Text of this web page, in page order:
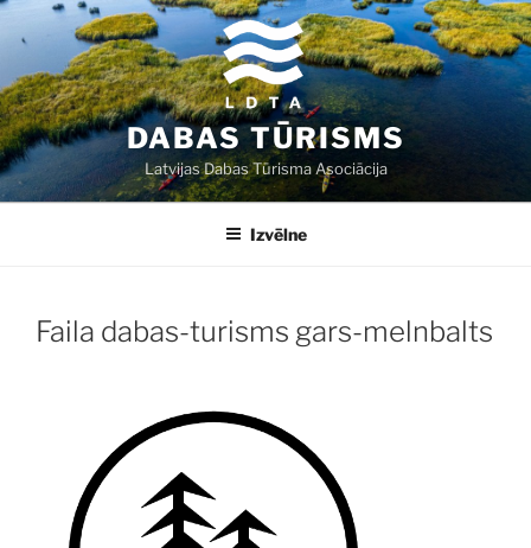
Doties
saturu
DABAS TŪRISMS
Latvijas Dabas Tūrisma Asociācija
Izvēlne
Faila dabas-turisms gars-melnbalts